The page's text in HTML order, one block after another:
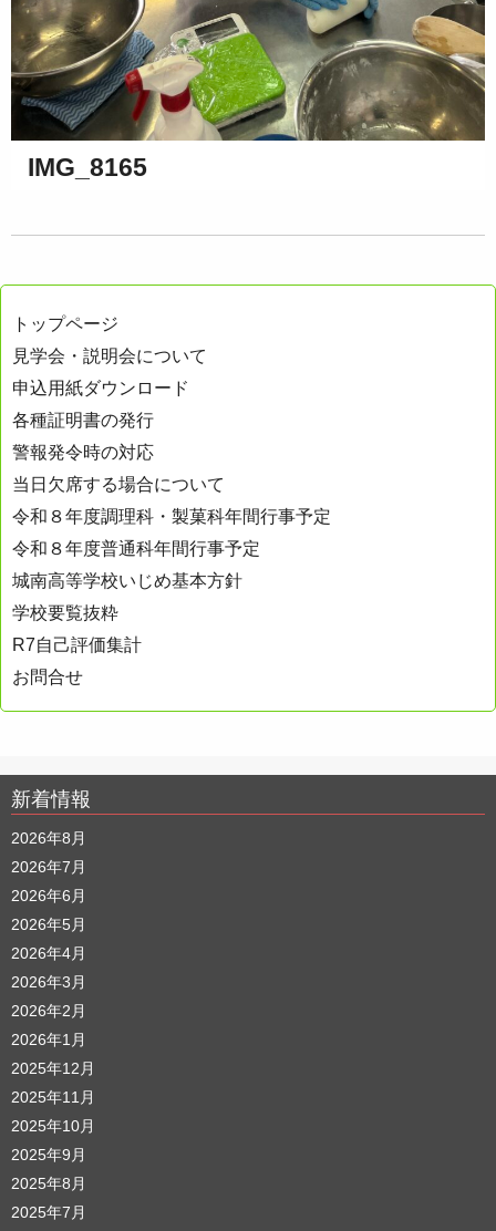
IMG_8165
トップページ
見学会・説明会について
申込用紙ダウンロード
各種証明書の発行
警報発令時の対応
当日欠席する場合について
令和８年度調理科・製菓科年間行事予定
令和８年度普通科年間行事予定
城南高等学校いじめ基本方針
学校要覧抜粋
R7自己評価集計
お問合せ
新着情報
2026年8月
2026年7月
2026年6月
2026年5月
2026年4月
2026年3月
2026年2月
2026年1月
2025年12月
2025年11月
2025年10月
2025年9月
2025年8月
2025年7月